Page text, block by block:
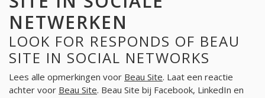
NETWERKEN
LOOK FOR RESPONDS OF BEAU
SITE IN SOCIAL NETWORKS
Lees alle opmerkingen voor Beau Site. Laat een reactie
achter voor Beau Site. Beau Site bij Facebook, LinkedIn en